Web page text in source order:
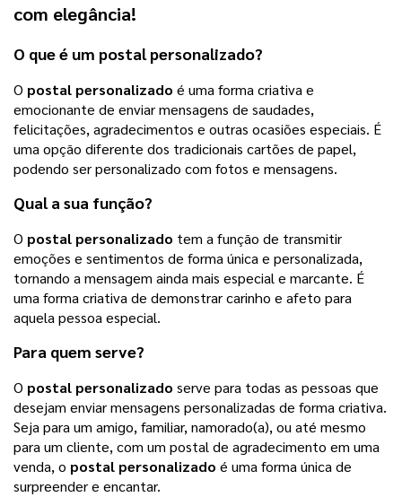
com elegância!
O que é um postal personalizado?
O postal personalizado é uma forma criativa e
emocionante de enviar mensagens de saudades,
felicitações, agradecimentos e outras ocasiões especiais. É
uma opção diferente dos tradicionais cartões de papel,
podendo ser personalizado com fotos e mensagens.
Qual a sua função?
O postal personalizado tem a função de transmitir
emoções e sentimentos de forma única e personalizada,
tornando a mensagem ainda mais especial e marcante. É
uma forma criativa de demonstrar carinho e afeto para
aquela pessoa especial.
Para quem serve?
O postal personalizado serve para todas as pessoas que
desejam enviar mensagens personalizadas de forma criativa.
Seja para um amigo, familiar, namorado(a), ou até mesmo
para um cliente, com um postal de agradecimento em uma
venda, o postal personalizado é uma forma única de
surpreender e encantar.